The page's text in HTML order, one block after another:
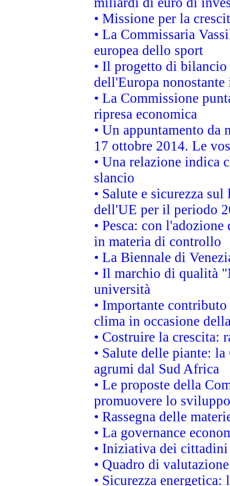
• Missione per la
• La Commissaria
europea dello sport
• Il progetto di
dell'Europa
• La Commissione
ripresa economica
• Un appuntamento da
17 ottobre 2014. Le
• Una relazione indica
slancio
• Salute e sicurezza
dell'UE per il periodo
• Pesca: con
in materia di controllo
• La Biennale di
• Il marchio di qualità
università
• Importante
clima in occasione
• Costruire la crescita:
• Salute delle piante:
agrumi dal Sud Africa
• Le proposte della
promuovere lo
• Rassegna delle
• La governance
• Iniziativa dei
• Quadro di
• Sicurezza